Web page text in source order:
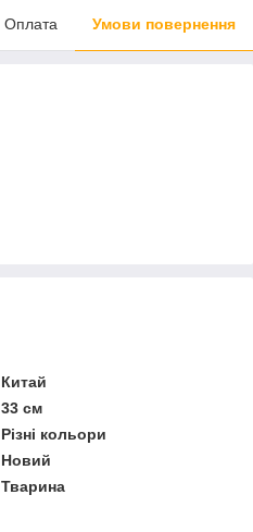
Оплата Умови повернення
Китай
33 см
Різні кольори
Новий
Тварина